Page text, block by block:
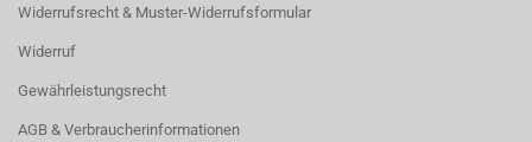
Widerrufsrecht & Muster-Widerrufsformular
Widerruf
Gewährleistungsrecht
AGB & Verbraucherinformationen